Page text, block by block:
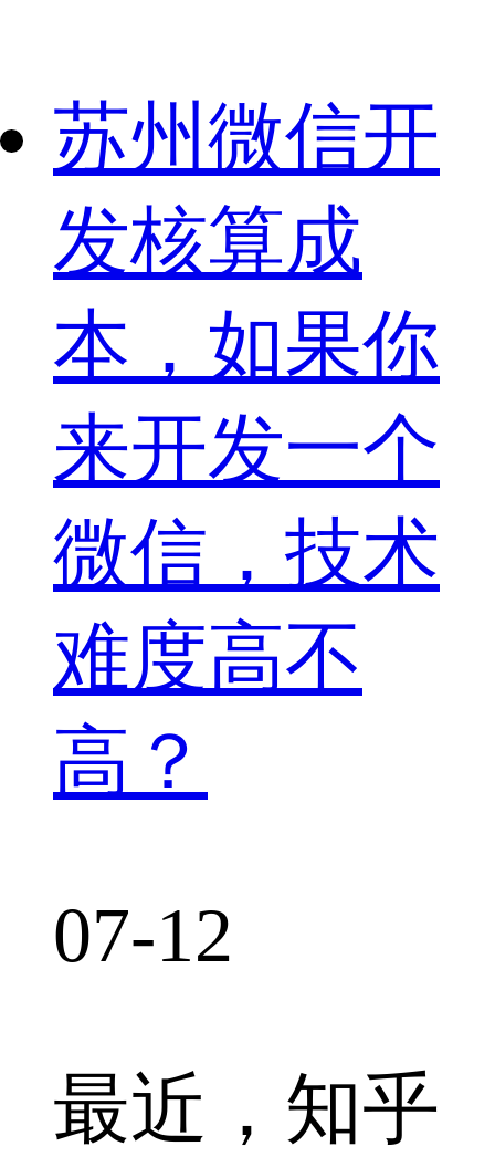
苏州微信开
发核算成
本，如果你
来开发一个
微信，技术
难度高不
高？
07-12
最近，知乎